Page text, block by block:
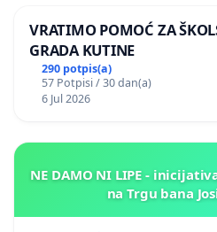
VRATIMO POMOĆ ZA
GRADA KUTINE
290 potpis(a)
57 Potpisi / 30 dan(a)
6 Jul 2026
NE DAMO NI LIPE -
na Trgu bana